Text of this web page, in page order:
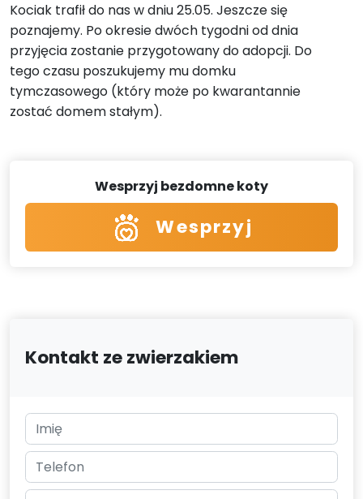
Kociak trafił do nas w dniu 25.05. Jeszcze się
poznajemy. Po okresie dwóch tygodni od dnia
przyjęcia zostanie przygotowany do adopcji. Do
tego czasu poszukujemy mu domku
tymczasowego (który może po kwarantannie
zostać domem stałym).
Wesprzyj bezdomne koty
Wesprzyj
Kontakt ze zwierzakiem